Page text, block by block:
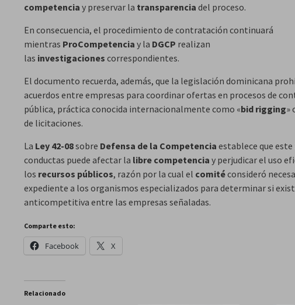
competencia y preservar la transparencia del proceso.
En consecuencia, el procedimiento de contratación continuará
mientras ProCompetencia y la DGCP realizan
las investigaciones correspondientes.
El documento recuerda, además, que la legislación dominicana
acuerdos entre empresas para coordinar ofertas en procesos de
pública, práctica conocida internacionalmente como «bid rigging»
de licitaciones.
La Ley 42-08sobre Defensa de la Competencia establece que
conductas puede afectar la libre competencia y perjudicar el uso
los recursos públicos, razón por la cual el comitéconsideró
expediente a los organismos especializados para determinar si
anticompetitiva entre las empresas señaladas.
Comparte esto:
Facebook X
Relacionado